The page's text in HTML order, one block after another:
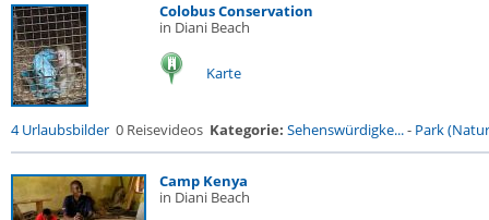
Colobus Conservation
in Diani Beach
Karte
4 Urlaubsbilder 0 Reisevideos Kategorie: Sehenswürdigke...- Park
Camp Kenya
in Diani Beach